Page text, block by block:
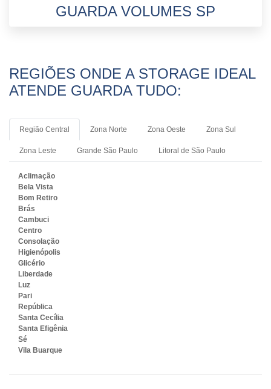
GUARDA VOLUMES SP
REGIÕES ONDE A STORAGE IDEAL
ATENDE GUARDA TUDO:
Região Central Zona Norte Zona Oeste Zona Sul
Zona Leste Grande São Paulo Litoral de São Paulo
Aclimação
Bela Vista
Bom Retiro
Brás
Cambuci
Centro
Consolação
Higienópolis
Glicério
Liberdade
Luz
Pari
República
Santa Cecília
Santa Efigênia
Sé
Vila Buarque